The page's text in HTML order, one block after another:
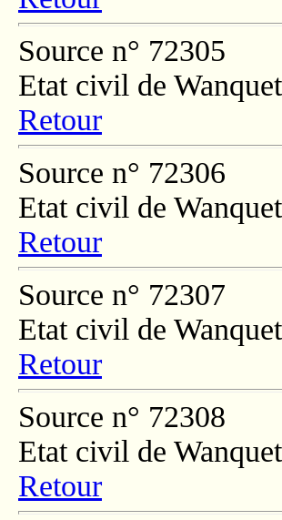
Source n° 72305
Etat civil de
Retour
Source n° 72306
Etat civil de
Retour
Source n° 72307
Etat civil de
Retour
Source n° 72308
Etat civil de
Retour